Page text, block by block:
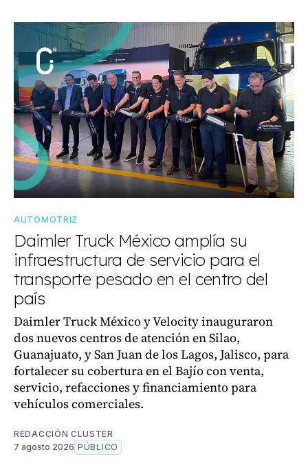
AUTOMOTRIZ
Daimler Truck México amplía su
infraestructura de servicio para el
transporte pesado en el centro del
país
Daimler Truck México y Velocity inauguraron
dos nuevos centros de atención en Silao,
Guanajuato, y San Juan de los Lagos, Jalisco, para
fortalecer su cobertura en el Bajío con venta,
servicio, refacciones y financiamiento para
vehículos comerciales.
REDACCIÓN CLUSTER
7 agosto 2026 PÚBLICO